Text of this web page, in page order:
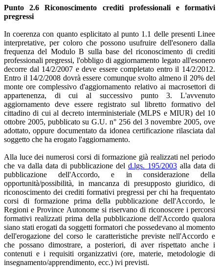
Punto 2.6 Riconoscimento crediti professionali e formativi
pregressi
In coerenza con quanto esplicitato al punto 1.1 delle presenti Linee
interpretative, per coloro che possono usufruire dell'esonero dalla
frequenza del Modulo B sulla base del riconoscimento di crediti
professionali pregressi, l'obbligo di aggiornamento legato all'esonero
decorre dal 14/2/2007 e deve essere completato entro il 14/2/2012.
Entro il 14/2/2008 dovrà essere comunque svolto almeno il 20% del
monte ore complessivo d'aggiornamento relativo ai macrosettori di
appartenenza, di cui al successivo punto 3. L'avvenuto
aggiornamento deve essere registrato sul libretto formativo del
cittadino di cui al decreto interministeriale (MLPS e MIUR) del 10
ottobre 2005, pubblicato su G.U. n° 256 del 3 novembre 2005, ove
adottato, oppure documentato da idonea certificazione rilasciata dal
soggetto che ha erogato l'aggiornamento.
Alla luce dei numerosi corsi di formazione già realizzati nel periodo
che va dalla data di pubblicazione del d.lgs. 195/2003 alla data di
pubblicazione dell'Accordo, e in considerazione della
opportunità/possibilità, in mancanza di presupposto giuridico, di
riconoscimento dei crediti formativi pregressi per chi ha frequentato
corsi di formazione prima della pubblicazione dell'Accordo, le
Regioni e Province Autonome si riservano di riconoscere i percorsi
formativi realizzati prima della pubblicazione dell'Accordo qualora
siano stati erogati da soggetti formatori che possedevano al momento
dell'erogazione del corso le caratteristiche previste nell'Accordo e
che possano dimostrare, a posteriori, di aver rispettato anche i
contenuti e i requisiti organizzativi (ore, materie, metodologie di
insegnamento/apprendimento, ecc.) ivi previsti.